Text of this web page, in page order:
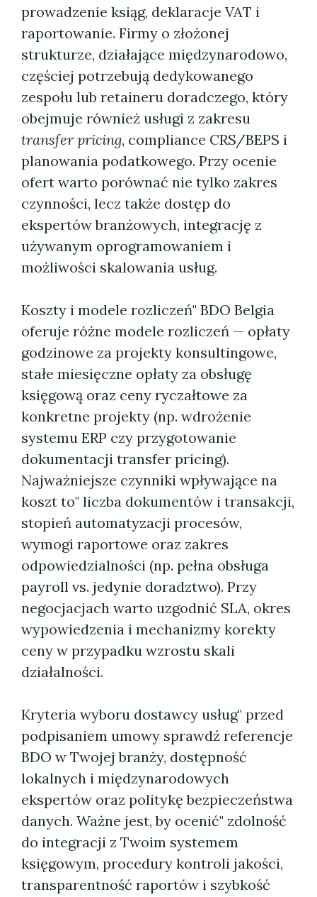
prowadzenie ksiąg, deklaracje VAT i
raportowanie. Firmy o złożonej
strukturze, działające międzynarodowo,
częściej potrzebują dedykowanego
zespołu lub retaineru doradczego, który
obejmuje również usługi z zakresu
transfer pricing, compliance CRS/BEPS i
planowania podatkowego. Przy ocenie
ofert warto porównać nie tylko zakres
czynności, lecz także dostęp do
ekspertów branżowych, integrację z
używanym oprogramowaniem i
możliwości skalowania usług.
Koszty i modele rozliczeń" BDO Belgia
oferuje różne modele rozliczeń — opłaty
godzinowe za projekty konsultingowe,
stałe miesięczne opłaty za obsługę
księgową oraz ceny ryczałtowe za
konkretne projekty (np. wdrożenie
systemu ERP czy przygotowanie
dokumentacji transfer pricing).
Najważniejsze czynniki wpływające na
koszt to" liczba dokumentów i transakcji,
stopień automatyzacji procesów,
wymogi raportowe oraz zakres
odpowiedzialności (np. pełna obsługa
payroll vs. jedynie doradztwo). Przy
negocjacjach warto uzgodnić SLA, okres
wypowiedzenia i mechanizmy korekty
ceny w przypadku wzrostu skali
działalności.
Kryteria wyboru dostawcy usług" przed
podpisaniem umowy sprawdź referencje
BDO w Twojej branży, dostępność
lokalnych i międzynarodowych
ekspertów oraz politykę bezpieczeństwa
danych. Ważne jest, by ocenić" zdolność
do integracji z Twoim systemem
księgowym, procedury kontroli jakości,
transparentność raportów i szybkość